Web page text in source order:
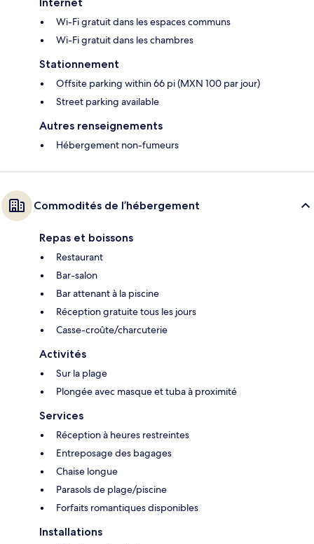
Wi-Fi gratuit dans les espaces communs
Wi-Fi gratuit dans les chambres
Stationnement
Offsite parking within 66 pi (MXN 100 par jour)
Street parking available
Autres renseignements
Hébergement non-fumeurs
Commodités de l’hébergement
Repas et boissons
Restaurant
Bar-salon
Bar attenant à la piscine
Réception gratuite tous les jours
Casse-croûte/charcuterie
Activités
Sur la plage
Plongée avec masque et tuba à proximité
Services
Réception à heures restreintes
Entreposage des bagages
Chaise longue
Parasols de plage/piscine
Forfaits romantiques disponibles
Installations